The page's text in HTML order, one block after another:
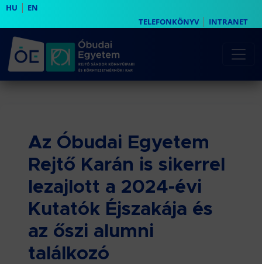
HU | EN
TELEFONKÖNYV| INTRANET
Az Óbudai Egyetem
Rejtő Karán is sikerrel
lezajlott a 2024-évi
Kutatók Éjszakája és
az őszi alumni
találkozó